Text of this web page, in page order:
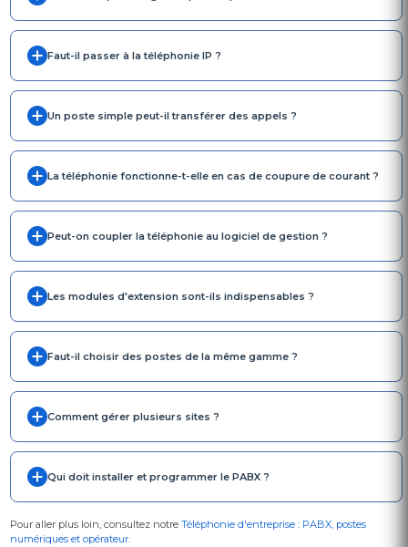
Faut-il passer à la téléphonie IP ?
Un poste simple peut-il transférer des appels ?
La téléphonie fonctionne-t-elle en cas de coupure de courant ?
Peut-on coupler la téléphonie au logiciel de gestion ?
Les modules d'extension sont-ils indispensables ?
Faut-il choisir des postes de la même gamme ?
Comment gérer plusieurs sites ?
Qui doit installer et programmer le PABX ?
Pour aller plus loin, consultez notre Téléphonie d'entreprise : PABX, postes
numériques et opérateur.